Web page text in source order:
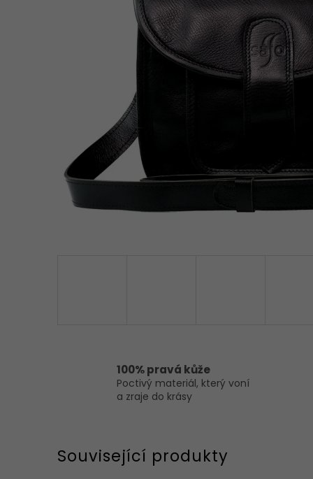
100% pravá kůže
Poctivý materiál, který voní
a zraje do krásy
Související produkty